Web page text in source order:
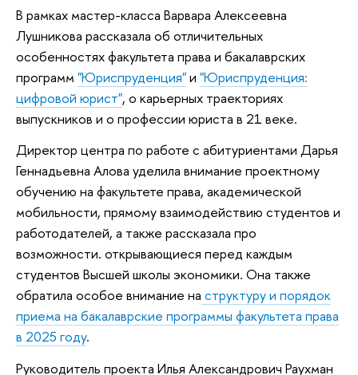
В рамках мастер-класса Варвара Алексеевна
Лушникова рассказала об отличительных
особенностях факультета права и бакалаврских
программ "Юриспруденция"и "Юриспруденция:
цифровой юрист", о карьерных траекториях
выпускников и о профессии юриста в 21 веке.
Директор центра по работе с абитуриентами Дарья
Геннадьевна Алова уделила внимание проектному
обучению на факультете права, академической
мобильности, прямому взаимодействию студентов и
работодателей, а также рассказала про
возможности. открывающиеся перед каждым
студентов Высшей школы экономики. Она также
обратила особое внимание на структуру и порядок
приема на бакалаврские программы факультета права
в 2025 году.
Руководитель проекта Илья Александрович Раухман